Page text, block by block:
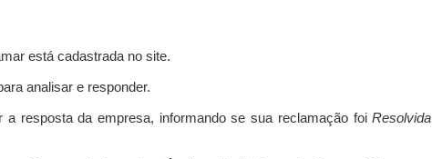
está cadastrada no site.
analisar e responder.
resposta da empresa, informando se sua reclamação foiResolvida